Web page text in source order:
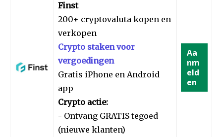
Finst
200+ cryptovaluta kopen en
verkopen
Crypto staken voor
vergoedingen
Gratis iPhone en Android
app
Crypto actie:
- Ontvang GRATIS tegoed
(nieuwe klanten)
Aa
nm
eld
en